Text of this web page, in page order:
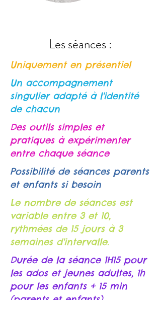
Les séances :
Uniquement en présentiel
Un accompagnement
singulier adapté à l'identité
de chacun
Des outils simples et
pratiques à expérimenter
entre chaque séance
Possibilité de séances parents
et enfants si besoin
Le nombre de séances est
variable entre 3 et 10,
rythmées de 15 jours à 3
semaines d'intervalle.
Durée de la séance 1H15 pour
les ados et jeunes adultes, 1h
pour les enfants + 15 min
(parents et enfants)